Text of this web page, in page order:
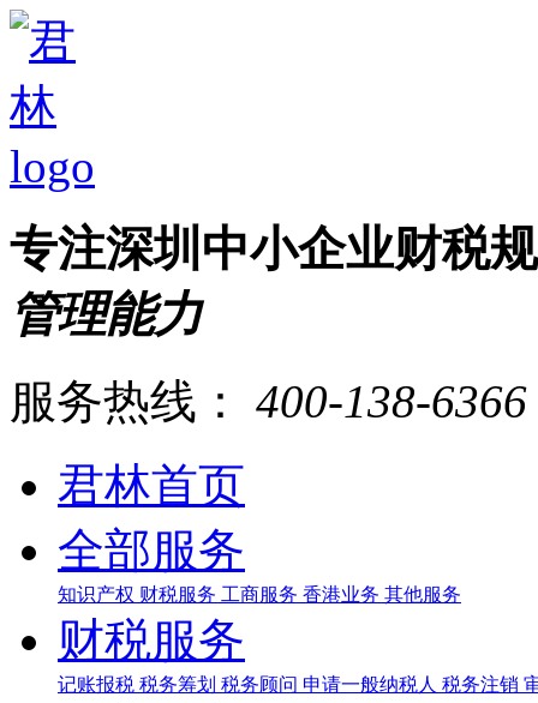
专注深圳中小企业财税
管理能力
服务热线： 400-138-6366
君林首页
全部服务
知识产权 财税服务 工商服务 香港业务 其他服务
财税服务
记账报税 税务筹划 税务顾问 申请一般纳税人 税务注销